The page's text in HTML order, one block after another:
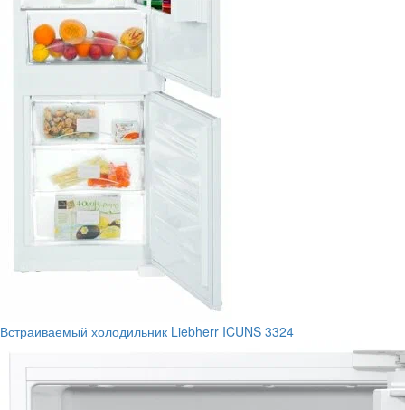
Встраиваемый холодильник Liebherr ICUNS 3324